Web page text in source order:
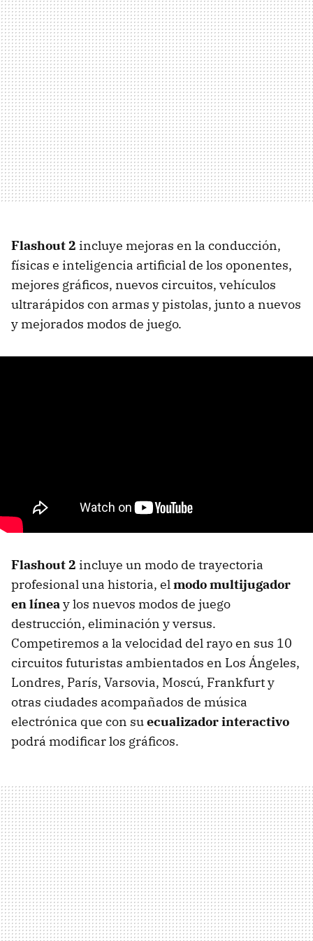
Flashout 2 incluye mejoras en la conducción,
físicas e inteligencia artificial de los oponentes,
mejores gráficos, nuevos circuitos, vehículos
ultrarápidos con armas y pistolas, junto a nuevos
y mejorados modos de juego.
Flashout 2 incluye un modo de trayectoria
profesional una historia, elmodo multijugador
en líneay los nuevos modos de juego
destrucción, eliminación y versus.
Competiremos a la velocidad del rayo en sus 10
circuitos futuristas ambientados en Los Ángeles,
Londres, París, Varsovia, Moscú, Frankfurt y
otras ciudades acompañados de música
electrónica que con suecualizador interactivo
podrá modificar los gráficos.